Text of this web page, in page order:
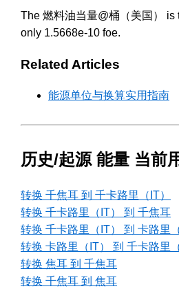
The 燃料油当量@桶（美国） is
only 1.5668e-10 foe.
Related Articles
能源单位与换算实用指南
历史/起源 能量 当前
转换 千焦耳 到 千卡路里（IT）
转换 千卡路里（IT） 到 千焦耳
转换 千卡路里（IT） 到 卡路里（
转换 卡路里（IT） 到 千卡路里（
转换 焦耳 到 千焦耳
转换 千焦耳 到 焦耳